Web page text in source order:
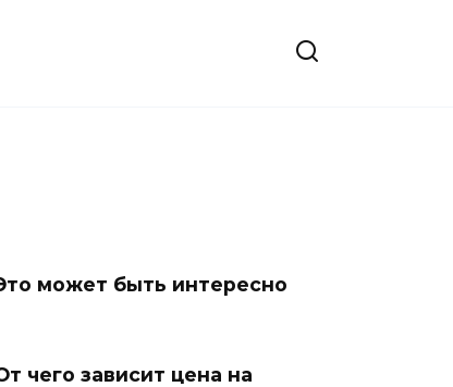
может быть интересно
чего зависит цена на